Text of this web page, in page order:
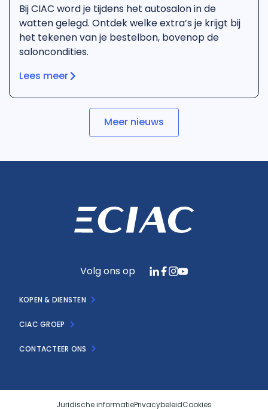
Bij CIAC word je tijdens het autosalon in de
watten gelegd. Ontdek welke extra’s je krijgt bij
het tekenen van je bestelbon, bovenop de
saloncondities.
Lees meer
Meer nieuws
Volg ons op
KOPEN & DIENSTEN
CIAC GROEP
CONTACTEER ONS
Juridische informatiePrivacybeleidCookies